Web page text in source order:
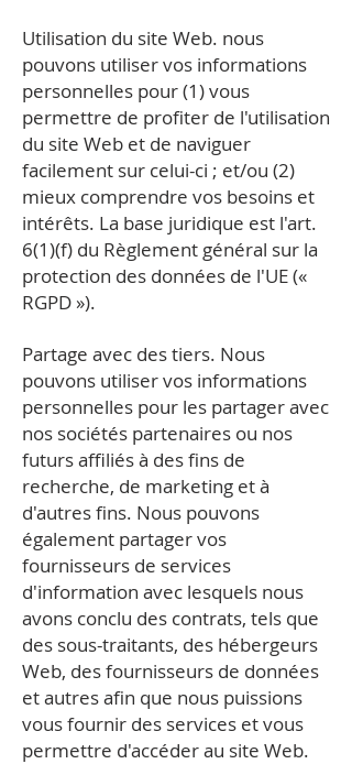
Utilisation du site Web. nous
pouvons utiliser vos informations
personnelles pour (1) vous
permettre de profiter de l'utilisation
du site Web et de naviguer
facilement sur celui-ci ; et/ou (2)
mieux comprendre vos besoins et
intérêts. La base juridique est l'art.
6(1)(f) du Règlement général sur la
protection des données de l'UE («
RGPD »).
Partage avec des tiers. Nous
pouvons utiliser vos informations
personnelles pour les partager avec
nos sociétés partenaires ou nos
futurs affiliés à des fins de
recherche, de marketing et à
d'autres fins. Nous pouvons
également partager vos
fournisseurs de services
d'information avec lesquels nous
avons conclu des contrats, tels que
des sous-traitants, des hébergeurs
Web, des fournisseurs de données
et autres afin que nous puissions
vous fournir des services et vous
permettre d'accéder au site Web.